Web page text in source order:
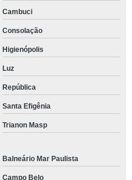
Cambuci
Consolação
Higienópolis
Luz
República
Santa Efigênia
Trianon Masp
Balneário Mar Paulista
Campo Belo